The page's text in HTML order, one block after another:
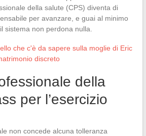
della salute (CPS) diventa di
per avanzare, e guai al minimo
sistema non perdona nulla.
che c'è da sapere sulla moglie di Eric
discreto
della
per l’esercizio
non concede alcuna tolleranza